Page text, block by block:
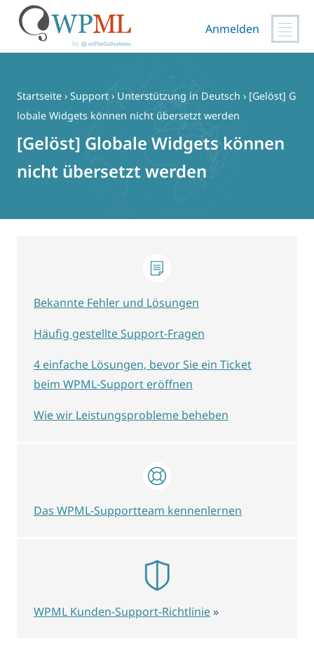
springen
Anmelden
Startseite › Support › Unterstützung in Deutsch › [Gelöst] G
lobale Widgets können nicht übersetzt werden
[Gelöst] Globale Widgets können
nicht übersetzt werden
Bekannte Fehler und Lösungen
Häufig gestellte Support-Fragen
4 einfache Lösungen, bevor Sie ein Ticket
beim WPML-Support eröffnen
Wie wir Leistungsprobleme beheben
Das WPML-Supportteam kennenlernen
WPML Kunden-Support-Richtlinie »